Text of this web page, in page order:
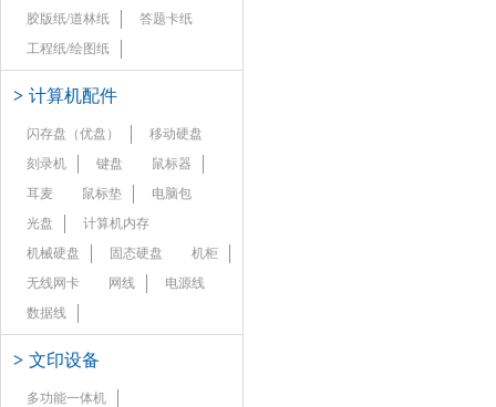
胶版纸/道林纸
答题卡纸
工程纸/绘图纸
> 计算机配件
闪存盘（优盘）
移动硬盘
刻录机
键盘
鼠标器
耳麦
鼠标垫
电脑包
光盘
计算机内存
机械硬盘
固态硬盘
机柜
无线网卡
网线
电源线
数据线
> 文印设备
多功能一体机